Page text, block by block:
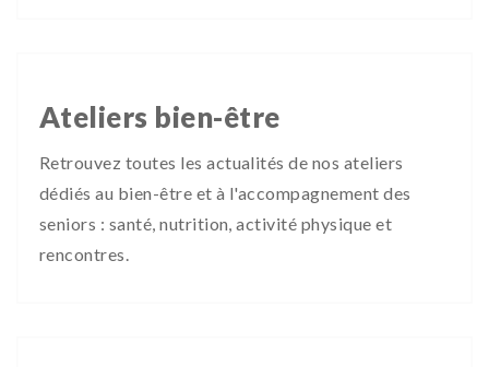
Ateliers bien-être
Retrouvez toutes les actualités de nos ateliers
dédiés au bien-être et à l'accompagnement des
seniors : santé, nutrition, activité physique et
rencontres.